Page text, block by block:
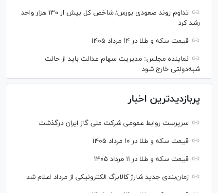
تداوم روند صعودی بورس/ شاخص کل بیش از ۱۳۰ هزار واحد
رشد کرد
قیمت سکه و طلا در ۱۴ مرداد ۱۴۰۵
نماینده مجلس: مدیریت سهام عدالت باید از حالت
شبه‌دولتی خارج شود
پربازدیدترین اخبار
سرپرست روابط عمومی شرکت ملی گاز ایران درگذشت
قیمت سکه و طلا در ۱۰ مرداد ۱۴۰۵
قیمت سکه و طلا در ۱۱ مرداد ۱۴۰۵
زمان‌بندی جدید شارژ کالابرگ الکترونیکی از مرداد اعلام شد